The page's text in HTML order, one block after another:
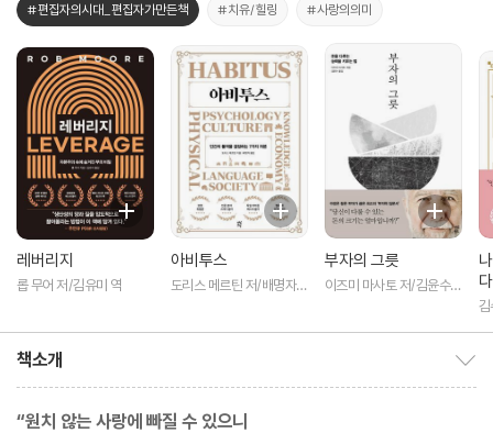
#편집자의시대_편집자가만든책 #치유/힐링 #사랑의의미
레버리지
롭 무어 저/김유미 역
아비투스
도리스 메르틴 저/배명자
부자의 그릇
이즈미 마사토 저/김윤수
김
책소개
“원치 않는 사랑에 빠질 수 있으니